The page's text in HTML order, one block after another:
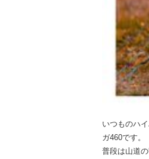
いつものハ
ガ460です。
普段は山道